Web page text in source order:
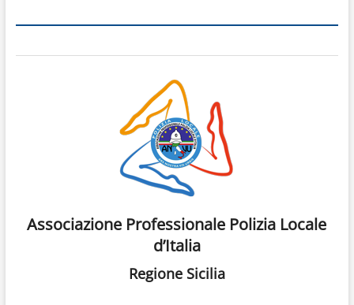
Associazione Professionale Polizia Locale
d’Italia
Regione Sicilia